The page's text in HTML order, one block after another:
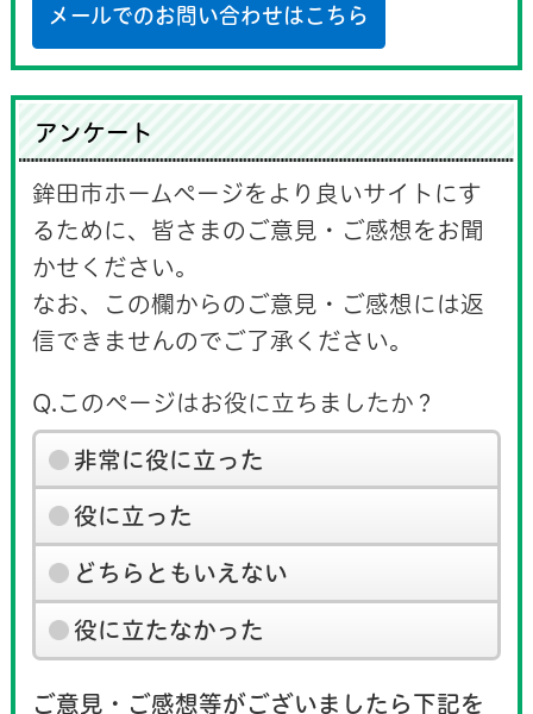
メールでのお問い合わせはこちら
アンケート
鉾田市ホームページをより良いサイトにす
るために、皆さまのご意見・ご感想をお聞
かせください。
なお、この欄からのご意見・ご感想には返
信できませんのでご了承ください。
Q.このページはお役に立ちましたか？
非常に役に立った
役に立った
どちらともいえない
役に立たなかった
ご意見・ご感想等がございましたら下記を